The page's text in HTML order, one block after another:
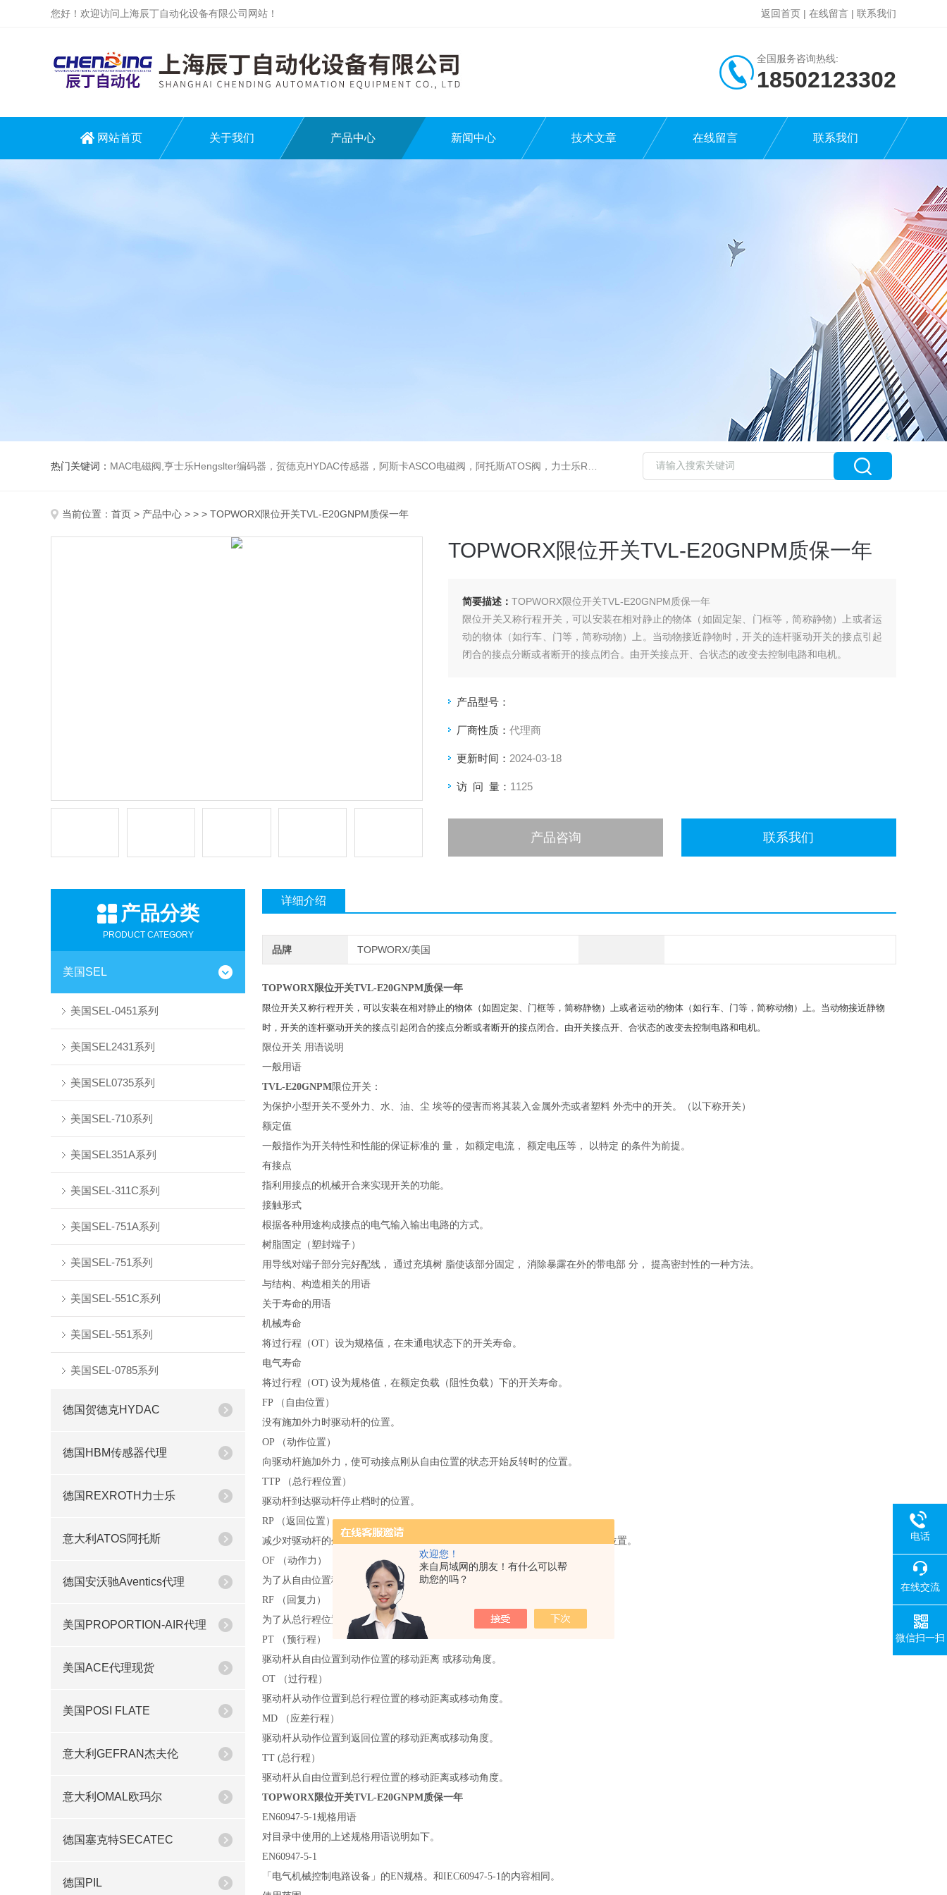
欢迎您！
来自局域网的朋友！有什么可以帮
助您的吗？
您好！欢迎访问上海辰丁自动化设备有限公司网站！ 返回首页 | 在线留言 | 联系我们
全国服务咨询热线:
18502123302
网站首页 关于我们 产品中心 新闻中心 技术文章 在线留言 联系我们
热门关键词： MAC电磁阀,亨士乐Hengslter编码器，贺德克HYDAC传感器，阿斯卡ASCO电磁阀，阿托斯ATOS阀，力士乐Rexroth泵，爱普EPRO传感器，穆格MOOG伺服阀，宝德BURKERT电磁阀，倍加福P F传感器
当前位置： 首页 > 产品中心 > > > TOPWORX限位开关TVL-E20GNPM质保一年
TOPWORX限位开关TVL-E20GNPM质保一年
简要描述： TOPWORX限位开关TVL-E20GNPM质保一年
限位开关又称行程开关，可以安装在相对静止的物体（如固定架、门框等，简称静物）上或者运
动的物体（如行车、门等，简称动物）上。当动物接近静物时，开关的连杆驱动开关的接点引起
闭合的接点分断或者断开的接点闭合。由开关接点开、合状态的改变去控制电路和电机。
产品型号：
厂商性质： 代理商
更新时间： 2024-03-18
访 问 量： 1125
产品咨询 联系我们
产品分类
PRODUCT CATEGORY
美国SEL
美国SEL-0451系列
美国SEL2431系列
美国SEL0735系列
美国SEL-710系列
美国SEL351A系列
美国SEL-311C系列
美国SEL-751A系列
美国SEL-751系列
美国SEL-551C系列
美国SEL-551系列
美国SEL-0785系列
德国贺德克HYDAC
德国HBM传感器代理
德国REXROTH力士乐
意大利ATOS阿托斯
德国安沃驰Aventics代理
美国PROPORTION-AIR代理
美国ACE代理现货
美国POSI FLATE
意大利GEFRAN杰夫伦
意大利OMAL欧玛尔
德国塞克特SECATEC
德国PIL
详细介绍
品牌 TOPWORX/美国
TOPWORX限位开关TVL-E20GNPM质保一年
限位开关又称行程开关，可以安装在相对静止的物体（如固定架、门框等，简称静物）上或者运动的物体（如行车、门等，简称动物）上。当动物接近静物
时，开关的连杆驱动开关的接点引起闭合的接点分断或者断开的接点闭合。由开关接点开、合状态的改变去控制电路和电机。
限位开关 用语说明
一般用语
TVL-E20GNPM限位开关：
为保护小型开关不受外力、水、油、尘 埃等的侵害而将其装入金属外壳或者塑料 外壳中的开关。（以下称开关）
额定值
一般指作为开关特性和性能的保证标准的 量， 如额定电流， 额定电压等， 以特定 的条件为前提。
有接点
指利用接点的机械开合来实现开关的功能。
接触形式
根据各种用途构成接点的电气输入输出电路的方式。
树脂固定（塑封端子）
用导线对端子部分完好配线， 通过充填树 脂使该部分固定， 消除暴露在外的带电部 分， 提高密封性的一种方法。
与结构、构造相关的用语
关于寿命的用语
机械寿命
将过行程（OT）设为规格值，在未通电状态下的开关寿命。
电气寿命
将过行程（OT) 设为规格值，在额定负载（阻性负载）下的开关寿命。
FP （自由位置）
没有施加外力时驱动杆的位置。
OP （动作位置）
向驱动杆施加外力，使可动接点刚从自由位置的状态开始反转时的位置。
TTP （总行程位置）
驱动杆到达驱动杆停止档时的位置。
RP （返回位置）
减少对驱动杆的外力，使可动接点刚从动作位置反转到自由位置状态时驱动杆的位置。
OF （动作力）
为了从自由位置移动到工作位置所必须给驱动杆施加的力。
RF （回复力）
为了从总行程位置移动到回复位置，必须对驱动杆施加的力。
PT （预行程）
驱动杆从自由位置到动作位置的移动距离 或移动角度。
OT （过行程）
驱动杆从动作位置到总行程位置的移动距离或移动角度。
MD （应差行程）
驱动杆从动作位置到返回位置的移动距离或移动角度。
TT (总行程）
驱动杆从自由位置到总行程位置的移动距离或移动角度。
TOPWORX限位开关TVL-E20GNPM质保一年
EN60947-5-1规格用语
对目录中使用的上述规格用语说明如下。
EN60947-5-1
「电气机械控制电路设备」的EN规格。和IEC60947-5-1的内容相同。
电话
在线交流
微信扫一扫